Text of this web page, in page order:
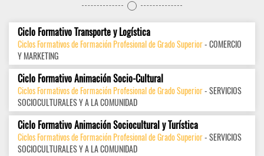
Ciclo Formativo Transporte y Logística
Ciclos Formativos de Formación Profesional de Grado Superior- COMERCIO
Y MARKETING
Ciclo Formativo Animación Socio-Cultural
Ciclos Formativos de Formación Profesional de Grado Superior- SERVICIOS
SOCIOCULTURALES Y A LA COMUNIDAD
Ciclo Formativo Animación Sociocultural y Turística
Ciclos Formativos de Formación Profesional de Grado Superior- SERVICIOS
SOCIOCULTURALES Y A LA COMUNIDAD